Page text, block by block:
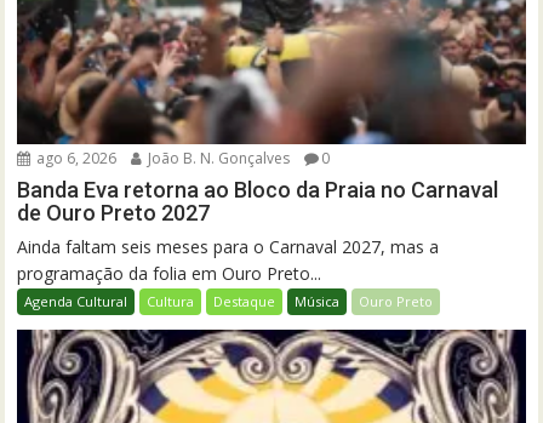
ago 6, 2026 João B. N. Gonçalves 0
Banda Eva retorna ao Bloco da Praia no Carnaval
de Ouro Preto 2027
Ainda faltam seis meses para o Carnaval 2027, mas a
programação da folia em Ouro Preto...
Agenda Cultural Cultura Destaque Música Ouro Preto